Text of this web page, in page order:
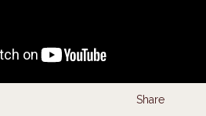
Share